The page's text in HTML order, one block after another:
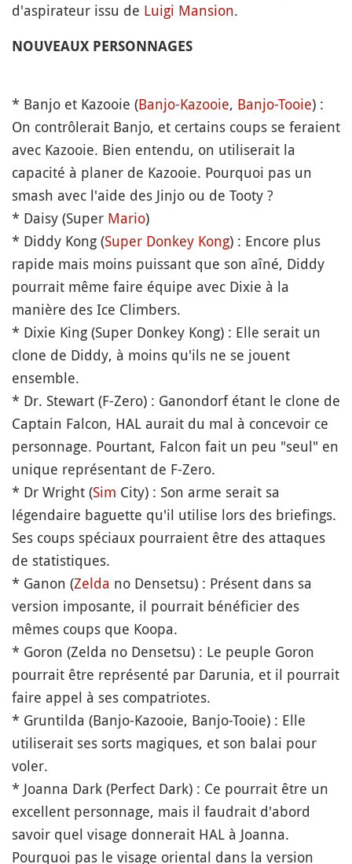
d'aspirateur issu de Luigi Mansion.
NOUVEAUX PERSONNAGES
* Banjo et Kazooie (Banjo-Kazooie, Banjo-Tooie) :
On contrôlerait Banjo, et certains coups se feraient
avec Kazooie. Bien entendu, on utiliserait la
capacité à planer de Kazooie. Pourquoi pas un
smash avec l'aide des Jinjo ou de Tooty ?
* Daisy (Super Mario)
* Diddy Kong (Super Donkey Kong) : Encore plus
rapide mais moins puissant que son aîné, Diddy
pourrait même faire équipe avec Dixie à la
manière des Ice Climbers.
* Dixie King (Super Donkey Kong) : Elle serait un
clone de Diddy, à moins qu'ils ne se jouent
ensemble.
* Dr. Stewart (F-Zero) : Ganondorf étant le clone de
Captain Falcon, HAL aurait du mal à concevoir ce
personnage. Pourtant, Falcon fait un peu "seul" en
unique représentant de F-Zero.
* Dr Wright (Sim City) : Son arme serait sa
légendaire baguette qu'il utilise lors des briefings.
Ses coups spéciaux pourraient être des attaques
de statistiques.
* Ganon (Zelda no Densetsu) : Présent dans sa
version imposante, il pourrait bénéficier des
mêmes coups que Koopa.
* Goron (Zelda no Densetsu) : Le peuple Goron
pourrait être représenté par Darunia, et il pourrait
faire appel à ses compatriotes.
* Gruntilda (Banjo-Kazooie, Banjo-Tooie) : Elle
utiliserait ses sorts magiques, et son balai pour
voler.
* Joanna Dark (Perfect Dark) : Ce pourrait être un
excellent personnage, mais il faudrait d'abord
savoir quel visage donnerait HAL à Joanna.
Pourquoi pas le visage oriental dans la version